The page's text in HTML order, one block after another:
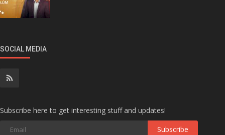
SOCIAL MEDIA
Subscribe here to get interesting stuff and updates!
Subscribe